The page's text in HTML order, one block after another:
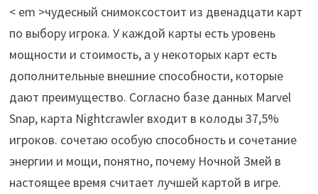
< em >чудесный снимоксостоит из двенадцати карт
по выбору игрока. У каждой карты есть уровень
мощности и стоимость, а у некоторых карт есть
дополнительные внешние способности, которые
дают преимущество. Согласно базе данных Marvel
Snap, карта Nightcrawler входит в колоды 37,5%
игроков. сочетаю особую способность и сочетание
энергии и мощи, понятно, почему Ночной Змей в
настоящее время считает лучшей картой в игре.